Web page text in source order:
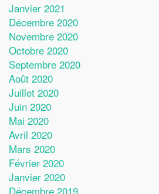
Janvier 2021
Décembre 2020
Novembre 2020
Octobre 2020
Septembre 2020
Août 2020
Juillet 2020
Juin 2020
Mai 2020
Avril 2020
Mars 2020
Février 2020
Janvier 2020
Décembre 2019